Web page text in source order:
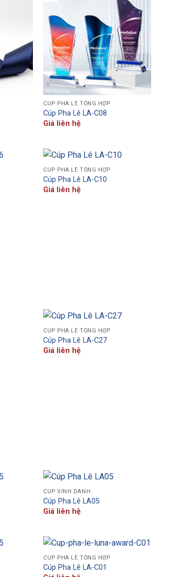
CÚP PHA LÊ TỔNG HỢP
Cúp Pha Lê LA-C08
Giá liên hệ
CÚP PHA LÊ TỔNG HỢP
Cúp Pha Lê LA-C10
Giá liên hệ
CÚP PHA LÊ TỔNG HỢP
Cúp Pha Lê LA-C27
Giá liên hệ
CÚP VINH DANH
Cúp Pha Lê LA05
Giá liên hệ
CÚP PHA LÊ TỔNG HỢP
Cúp Pha Lê LA-C01